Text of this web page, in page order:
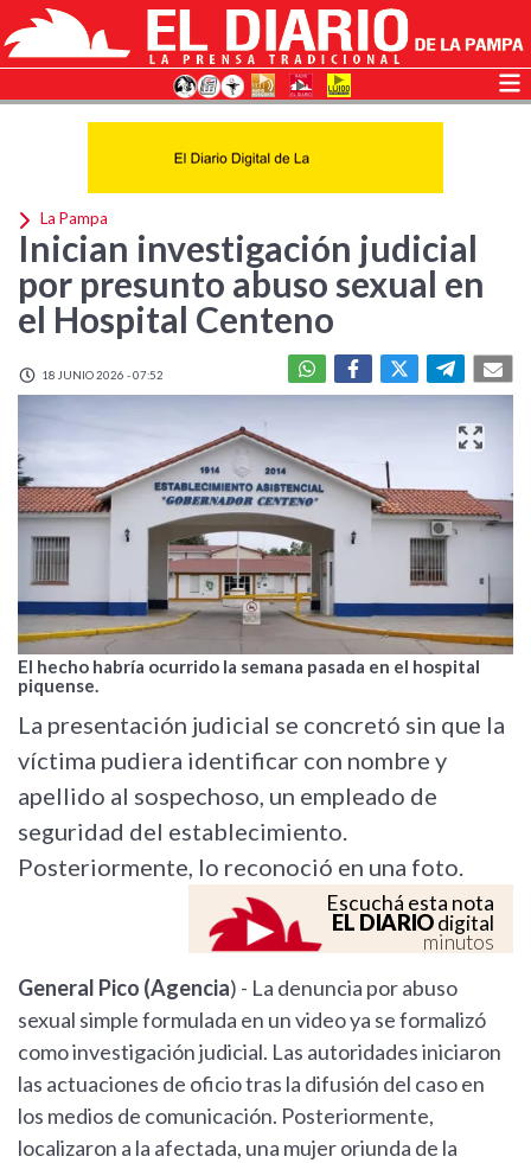
La Pampa
Inician investigación judicial
por presunto abuso sexual en
el Hospital Centeno
18 JUNIO 2026 - 07:52
El hecho habría ocurrido la semana pasada en el hospital
piquense.
La presentación judicial se concretó sin que la
víctima pudiera identificar con nombre y
apellido al sospechoso, un empleado de
seguridad del establecimiento.
Posteriormente, lo reconoció en una foto.
Escuchá esta nota
EL DIARIOdigital
minutos
General Pico (Agencia) - La denuncia por abuso
sexual simple formulada en un video ya se formalizó
como investigación judicial. Las autoridades iniciaron
las actuaciones de oficio tras la difusión del caso en
los medios de comunicación. Posteriormente,
localizaron a la afectada, una mujer oriunda de la